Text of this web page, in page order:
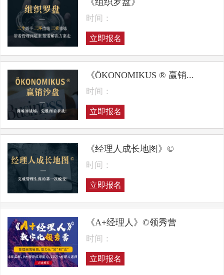
时间：
立即报名
《ÖKONOMIKUS ® 赢销...
时间：
立即报名
《经理人成长地图》©
时间：
立即报名
《A+经理人》©领秀营
时间：
立即报名